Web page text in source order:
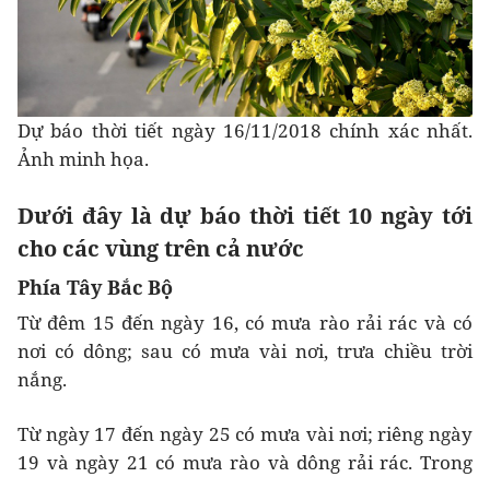
Dự báo thời tiết ngày 16/11/2018 chính xác nhất.
Ảnh minh họa.
Dưới đây là dự báo thời tiết 10 ngày tới
cho các vùng trên cả nước
Phía Tây Bắc Bộ
Từ đêm 15 đến ngày 16, có mưa rào rải rác và có
nơi có dông; sau có mưa vài nơi, trưa chiều trời
nắng.
Từ ngày 17 đến ngày 25 có mưa vài nơi; riêng ngày
19 và ngày 21 có mưa rào và dông rải rác. Trong